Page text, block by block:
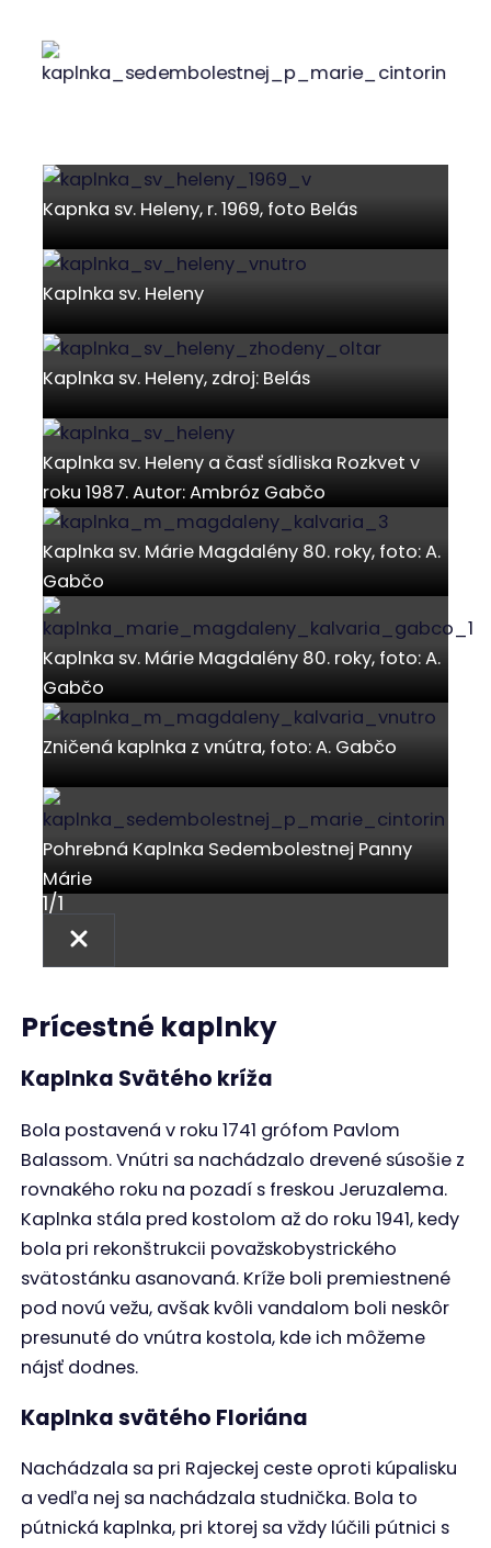
Kaplnka svätého Floriána
Nachádzala sa pri Rajeckej ceste oproti kúpalisku
kňazom, ktorý ich vyprevádzal až po túto kaplnku.
Rok výstavby nie je známy. Kaplnka musela ustúpiť
Kaplnka Najsvätejšej Trojice
Národná kultúrna pamiatka vyhlásená v roku 1963.
Prícestná rímsko-katolícka Kaplnka Najsvätejšej
Trojice v neskoroklasicistickom slohu z roku 1864 s
obdĺžnikovým pôdorysom. Stojí nad osadou
Cingelov Laz naľavo od cesty na Považskú
Bystricu, pri ceste do osady Kunovec. Počas
výstavby diaľnice bola kaplnka poškodená,
opravená bola iba strecha. V rokoch 2018-2019
prebehla rekonštrukcia kaplnky. Bol vyčistený
obraz Najsvätejšej Trojice od považskobystrického
maliara Jána Rojka a kaplnka bola vybavená
mrežami navrhnutými architektom. V roku 2010
bola zaradená medzi pamätihodnosti mesta.
Kaplnka Sedembolestnej Panny Márie
Nachádza sa na Rybárikovom Laze a je to jedna z
posledných dodnes stojacích prícestných
kaplniek. Kaplnku dala vybudovať rodina
Rybárikovcov v roku 1907 na pamiatku svojej
najmladšej dcéry, ktorú na neďalekom poli
zasiahol a usmrtil blesk. Obnovená bola v roku
2007. V roku 2010 bola zaradená medzi
Ostatné kaplnky
veľmi strohé informácie:
Kaplnka na križovatke, ktorá bola
zasvätená Panne Márii
Kaplnka na Vlákoch
, ktorá bola odstránená
zo dňa na deň v 50. rokoch 20. storočia.
Zvečnená bola aj považskobystrickým
maliarom I. W. Kráľom.
Kaplnka sv. Štefana
oproti Tescu, cestou na Domanižu. Ustúpiť
Kaplnka sv. Annyna Sládkovičovej ulici na
kopci za Prievratom, neďaleko prudkej
zákruty kde sa často stávali autonehody.